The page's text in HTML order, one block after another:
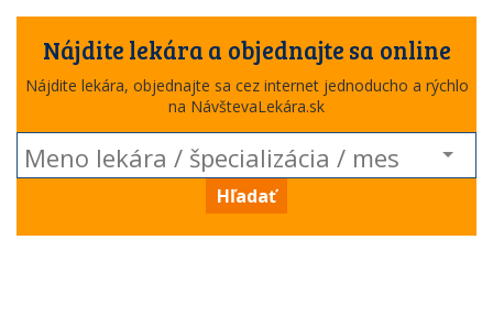
Nájdite lekára a objednajte sa online
Nájdite lekára, objednajte sa cez internet jednoducho a rýchlo
na NávštevaLekára.sk
Hľadať